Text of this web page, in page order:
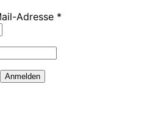
Adresse *
Anmelden